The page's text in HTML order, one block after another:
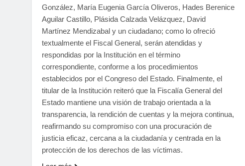
González, María Eugenia García Oliveros, Hades Berenice
Aguilar Castillo, Plásida Calzada Velázquez, David
Martínez Mendizabal y un ciudadano; como lo ofreció
textualmente el Fiscal General, serán atendidas y
respondidas por la Institución en el término
correspondiente, conforme a los procedimientos
establecidos por el Congreso del Estado. Finalmente, el
titular de la Institución reiteró que la Fiscalía General del
Estado mantiene una visión de trabajo orientada a la
transparencia, la rendición de cuentas y la mejora continua,
reafirmando su compromiso con una procuración de
justicia eficaz, cercana a la ciudadanía y centrada en la
protección de los derechos de las víctimas.